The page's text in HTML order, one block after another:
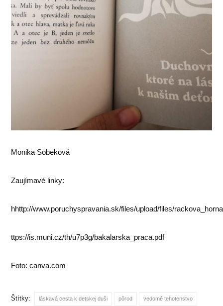
Monika Sobeková
Zaujímavé linky:
hhttp://www.poruchyspravania.sk/files/upload/files/
ttps://is.muni.cz/th/u7p3g/bakalarska_praca.pdf
Foto: canva.com
Štítky: láskavá cesta k detskej duši pôrod vedomé tehotenstvo